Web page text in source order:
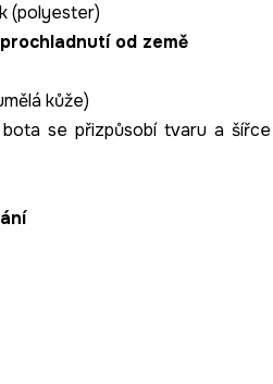
(polyester)
od země
kůže)
se přizpůsobí tvaru a